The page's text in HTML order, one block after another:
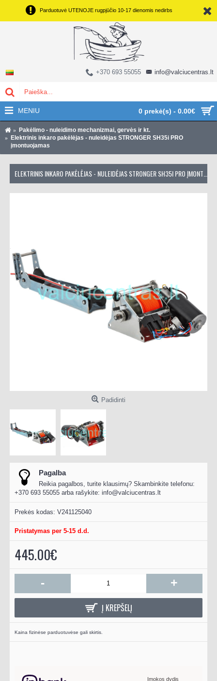
Parduotuvė UTENOJE rugpjūčio 10-17 dienomis nedirbs
0 prekė(s) - 0.00€
+370 693 55055 info@valciucentras.lt
MENIU
Pakėlimo - nuleidimo mechanizmai, gervės ir kt.
Elektrinis inkaro pakėlėjas - nuleidėjas STRONGER SH35i PRO
įmontuojamas
Padidinti
Pagalba
Reikia pagalbos, turite klausimų? Skambinkite telefonu:
+370 693 55055 arba rašykite: info@valciucentras.lt
Prekės kodas: V241125040
Pristatymas per 5-15 d.d.
445.00€
- +
Į KREPŠELĮ
Kaina fizinėse parduotuvėse gali skirtis.
Įmokos dydis